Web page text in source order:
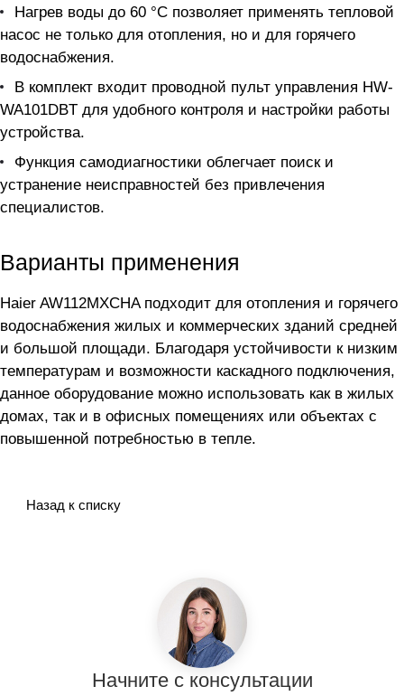
Нагрев воды до 60 °С позволяет применять тепловой
насос не только для отопления, но и для горячего
водоснабжения.
В комплект входит проводной пульт управления HW-
WA101DBT для удобного контроля и настройки работы
устройства.
Функция самодиагностики облегчает поиск и
устранение неисправностей без привлечения
специалистов.
Варианты применения
Haier AW112MXCHA подходит для отопления и горячего
водоснабжения жилых и коммерческих зданий средней
и большой площади. Благодаря устойчивости к низким
температурам и возможности каскадного подключения,
данное оборудование можно использовать как в жилых
домах, так и в офисных помещениях или объектах с
повышенной потребностью в тепле.
Назад к списку
Начните с консультации